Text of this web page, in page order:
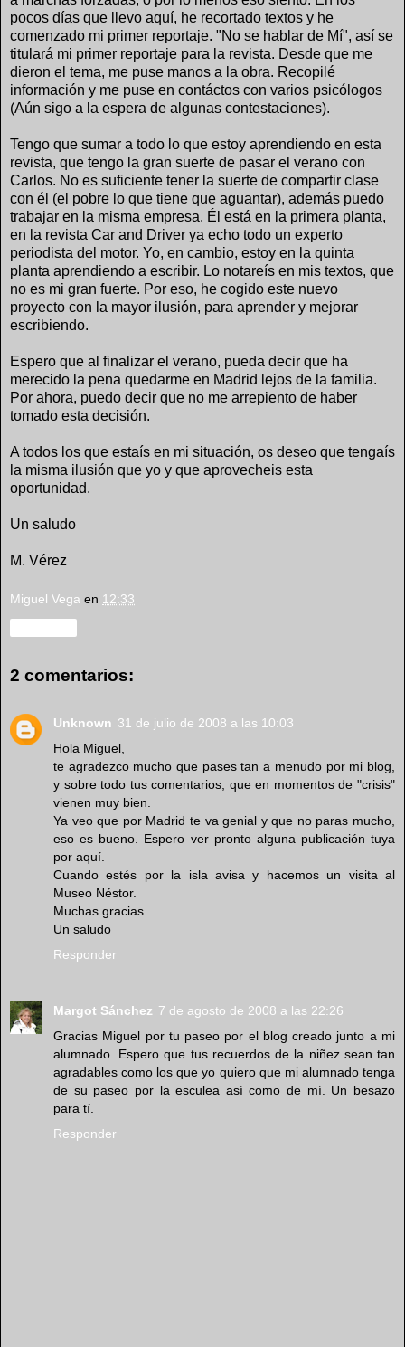
pocos días que llevo aquí, he recortado textos y he
comenzado mi primer reportaje. "No se hablar de Mí", así se
titulará mi primer reportaje para la revista. Desde que me
dieron el tema, me puse manos a la obra. Recopilé
información y me puse en contáctos con varios psicólogos
(Aún sigo a la espera de algunas contestaciones).
Tengo que sumar a todo lo que estoy aprendiendo en esta
revista, que tengo la gran suerte de pasar el verano con
Carlos. No es suficiente tener la suerte de compartir clase
con él (el pobre lo que tiene que aguantar), además puedo
trabajar en la misma empresa. Él está en la primera planta,
en la revista Car and Driver ya echo todo un experto
periodista del motor. Yo, en cambio, estoy en la quinta
planta aprendiendo a escribir. Lo notareís en mis textos, que
no es mi gran fuerte. Por eso, he cogido este nuevo
proyecto con la mayor ilusión, para aprender y mejorar
escribiendo.
Espero que al finalizar el verano, pueda decir que ha
merecido la pena quedarme en Madrid lejos de la familia.
Por ahora, puedo decir que no me arrepiento de haber
tomado esta decisión.
A todos los que estaís en mi situación, os deseo que tengaís
la misma ilusión que yo y que aprovecheis esta
oportunidad.
Un saludo
M. Vérez
Miguel Vega en 12:33
2 comentarios:
Unknown 31 de julio de 2008 a las 10:03
Hola Miguel,
te agradezco mucho que pases tan a menudo por mi blog,
y sobre todo tus comentarios, que en momentos de "crisis"
vienen muy bien.
Ya veo que por Madrid te va genial y que no paras mucho,
eso es bueno. Espero ver pronto alguna publicación tuya
por aquí.
Cuando estés por la isla avisa y hacemos un visita al
Museo Néstor.
Muchas gracias
Un saludo
Responder
Margot Sánchez 7 de agosto de 2008 a las 22:26
Gracias Miguel por tu paseo por el blog creado junto a mi
alumnado. Espero que tus recuerdos de la niñez sean tan
agradables como los que yo quiero que mi alumnado tenga
de su paseo por la esculea así como de mí. Un besazo
para tí.
Responder